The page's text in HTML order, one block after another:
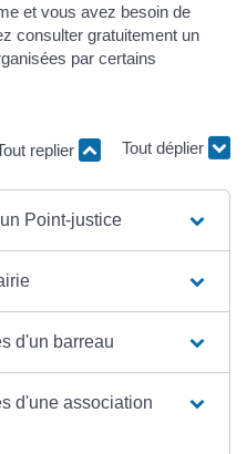
et vous avez besoin de
consulter gratuitement un
par certains
replier
Tout déplier
Point-justice
d'un barreau
d'une association